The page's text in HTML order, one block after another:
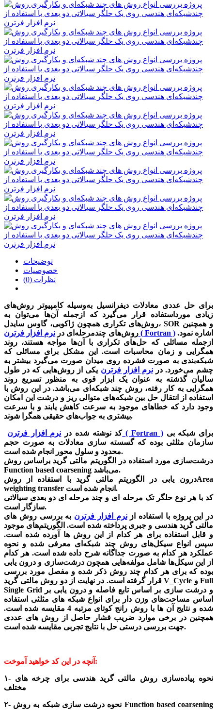
توضیحات
خصوصیات
نظرات (0)
برای حل عددی معادلات دیفرانسیل به‌وسیله کامپیوتر روش‌های
زیادی مورداستفاده قرار می‌گیرد که ازجمله آن‌ها می‌توان به
روش‌های تکراری همچون ژاکوبی، گاوس سایدل، SOR و همچنین
روش‌های چندمرحله‌ای درنرم افزار فرترن ( Fortran )اشاره نمود.
ازجمله مسائلی که حل‌های تکراری با آن‌ها مواجه هستند، روند
همگرایی و زمان محاسبات است. این مشکل برای مسائلی که
شبکه‌بندی به‌ صورت فشرده روی میدان صورت می‌گیرد بیشتر به
چشم می‌خورد. درنرم افزار فرترن یکی از روش‌هایی که در طول
سالیان گذشته به‌ عنوان یک ابزار قوی به‌ منظور تسریع روند
همگرایی به‌ کار رفته، روش چند شبکه‌ای می‌باشد. در این روش با
استفاده از انتقال حل بین شبکه‌های متوالی ریز و درشت این امکان
وجود دارد که خطاهای موجود به‌ سرعت کاهش یابند و با سرعت
بیشتری به جواب‌های حقیقی همگرا شوند.
کد نوشته شده درنرم افزار فرترن ( Fortran )برای شبکه بی
سازمان مثلثی بوده که گسسته سازی معادلات به صورت حجم
محدود و سلول محور انجام شده است.
درشت‌سازی مورد استفاده در الگوریتم مالتی گرید براساس روش
Function based coarsening می‌باشد.
درون یابی در الگوریتم مالتی گرید با استفاده از روشArea
weighting transfer انجام شده است.
کد با هر نوع حلگر تک مرحله ای و چند مرحله ای دو بعدی سیالاتی
سازگار است.
در این پروژه با استفاده ازنرم افزار فرترن به بررسی روش های
مالتی گرید هندسی و جبری پرداخته شده است. الگوریتم‌های موجود
و قابل استفاده برای هر کدام از این روش ها آورده شده است.
سپس انواع سیکل‌های روش چند شبکه‌ای معرفی شده و نحوه
عملکرد هر کدام به صورت جداگانه شرح داده شده است. هر کدام
از این سیکل‌ها شامل مولفه‌هایی همچون درشت‌سازی و درون یابی
بوده که برای هر کدام چند روش ذکر شده و مفصل مورد بررسی
قرار گرفته است. در نهایت از دو روش مالتی گرید V_Cycle و Full
Single Grid و درشت سازی بر اساس تابع فاصله و درون یابی بر
اساس مساحت‌های وزن دار برای انواع شبکه های مثلثی استفاده
شده و نتایج آن ها با روش رانج کوتای مرتبه 4 مقایسه شده است.
همچنین در برخی موارد ضریب فشار حاصل از روش های عددی
جهت بررسی درستی حل با نتایج تجربی مقایسه شده است.
آنچه در این کد خواهید آموخت:
۱- نحوه پیاده‌سازی روش مالتی گرید هندسی برای چرخه های
مختلف
۲- نحوه درشت سازی شبکه به روش Function based coarsening